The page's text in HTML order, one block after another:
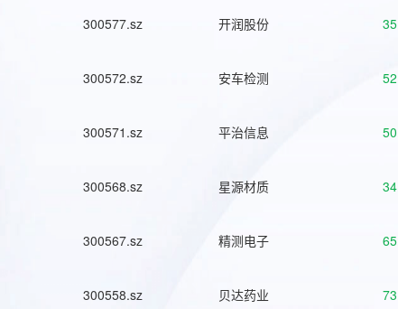
300577.sz 开润股份
300572.sz 安车检测
300571.sz 平治信息
300568.sz 星源材质
300567.sz 精测电子
300558.sz 贝达药业